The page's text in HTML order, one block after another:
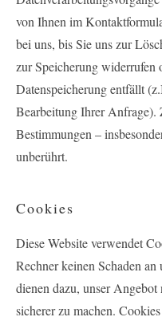
von Ihnen im
bei uns, bis Sie uns zur
zur Speicherung
Datenspeicherung entfällt
Bearbeitung Ihrer Anfrage).
Bestimmungen –
unberührt.
Cookies
Diese Website verwendet
Rechner keinen Schaden
dienen dazu, unser
sicherer zu machen.